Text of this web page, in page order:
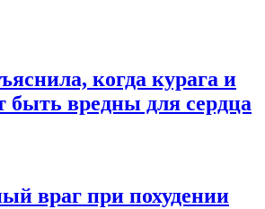
когда курага и
быть вредны для сердца
враг при похудении